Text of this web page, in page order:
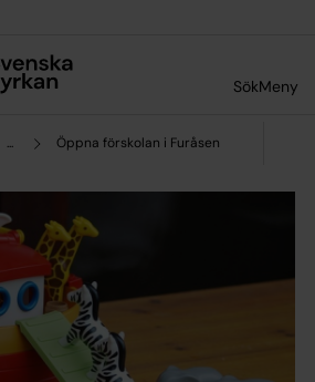
SökMeny
... Öppna förskolan i Furåsen